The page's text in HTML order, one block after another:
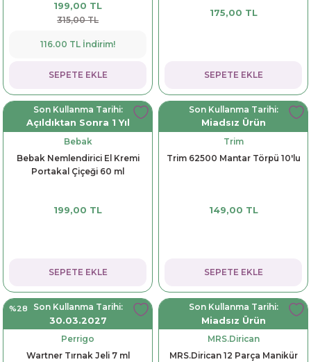
199,00 TL
315,00 TL
116.00 TL İndirim!
SEPETE EKLE
175,00 TL
SEPETE EKLE
Son Kullanma Tarihi:
Açıldıktan Sonra 1 Yıl
Bebak
Bebak Nemlendirici El Kremi
Portakal Çiçeği 60 ml
199,00 TL
SEPETE EKLE
Son Kullanma Tarihi:
Miadsız Ürün
Trim
Trim 62500 Mantar Törpü 10'lu
149,00 TL
SEPETE EKLE
%28
Son Kullanma Tarihi:
30.03.2027
Perrigo
Wartner Tırnak Jeli 7 ml
Son Kullanma Tarihi:
Miadsız Ürün
MRS.Dirican
MRS.Dirican 12 Parça Manikür